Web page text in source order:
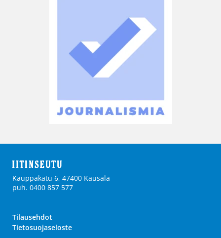
Kauppakatu 6, 47400 Kausala
puh. 0400 857 577
Tilausehdot
Tietosuojaseloste